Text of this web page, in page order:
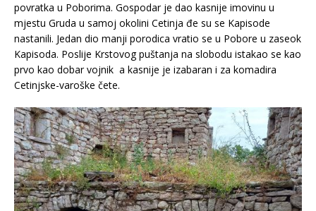
povratka u Poborima. Gospodar je dao kasnije imovinu u
mjestu Gruda u samoj okolini Cetinja đe su se Kapisode
nastanili. Jedan dio manji porodica vratio se u Pobore u zaseok
Kapisoda. Poslije Krstovog puštanja na slobodu istakao se kao
prvo kao dobar vojnik a kasnije je izabaran i za komadira
Cetinjske-varoške čete.